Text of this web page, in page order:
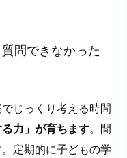
問できなかった
じっくり考える時間
る力」が育ちます。間
定期的に子どもの学